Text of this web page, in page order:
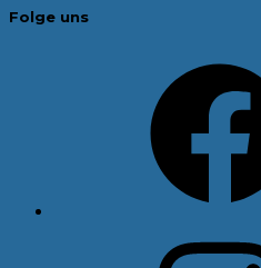
Folge uns